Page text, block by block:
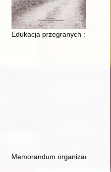
and Eastern Europe in
Edukacja przegranych :
19 (2023)
Memorandum organizacji